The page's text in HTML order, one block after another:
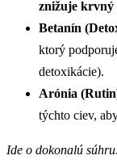
znižuje krvný
Betanín
ktorý
detoxikácie).
Arónia
týchto ciev,
Ide o dokonalú